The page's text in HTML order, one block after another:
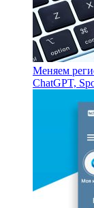
Меняем
ChatGPT,